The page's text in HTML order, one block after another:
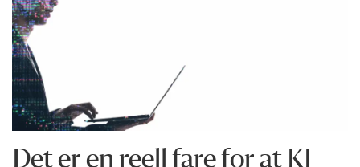
Det er en reell fare for at KI